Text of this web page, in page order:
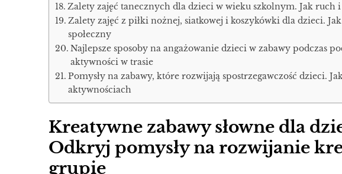
Zalety zajęć tanecznych dla dzieci w wieku szkolnym. Jak
Zalety zajęć z piłki nożnej, siatkowej i koszykówki dla dzieci.
społeczny
Najlepsze sposoby na angażowanie dzieci w zabawy podczas
aktywności w trasie
Pomysły na zabawy, które rozwijają spostrzegawczość dzieci.
aktywnościach
Kreatywne zabawy słowne dla
Odkryj pomysły na rozwijanie
grupie